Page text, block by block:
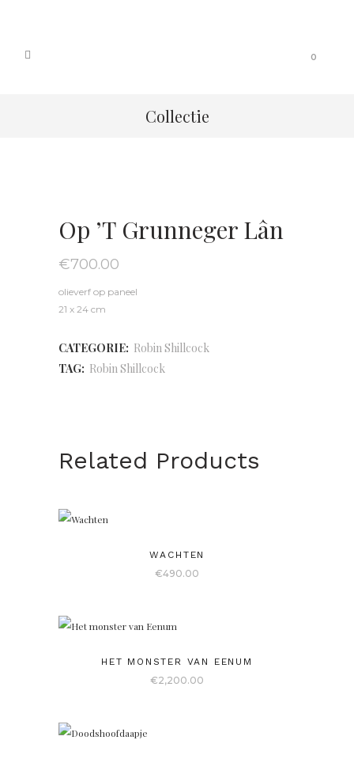
0
Collectie
Op ’t Grunneger Lân
€700.00
olieverf op paneel
21 x 24 cm
CATEGORIE: Robin Shillcock
TAG: Robin Shillcock
Related Products
WACHTEN
€490.00
HET MONSTER VAN EENUM
€2,200.00